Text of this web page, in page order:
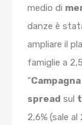
medio di
danze è
ampliare il
famiglie a
“
spread sul
2,6% (sale